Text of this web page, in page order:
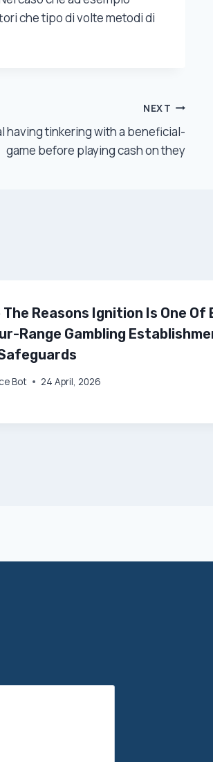
che tipo di volte metodi di
NEXT
tinkering with a beneficial-
game before playing cash on they
The Reasons Ignition Is One Of
Range Gambling
Bot 24 April, 2026